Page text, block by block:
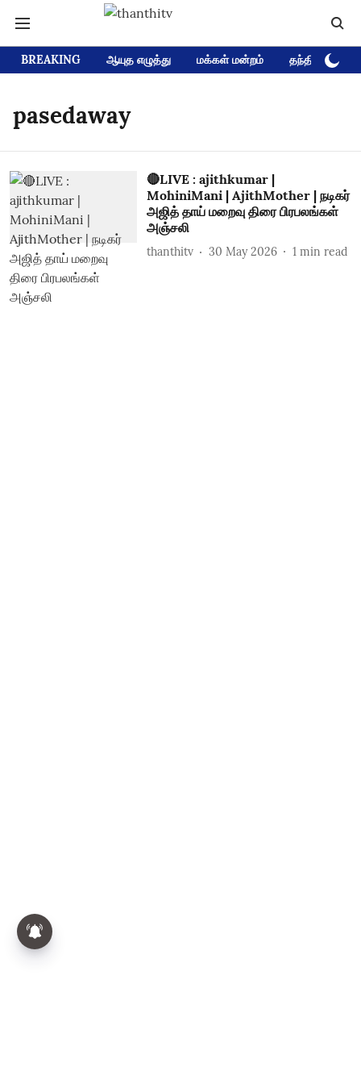
BREAKING ஆயுத எழுத்து மக்கள் மன்றம் தந்தி டிவி
pasedaway
🔴LIVE : ajithkumar |
MohiniMani | AjithMother | நடிகர்
அஜித் தாய் மறைவு திரை பிரபலங்கள்
அஞ்சலி
thanthitv 30 May 2026 1 min read